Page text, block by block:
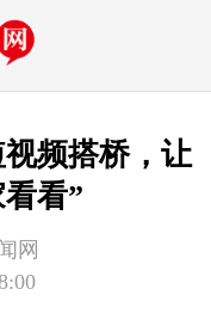
频搭桥，让
看”
网